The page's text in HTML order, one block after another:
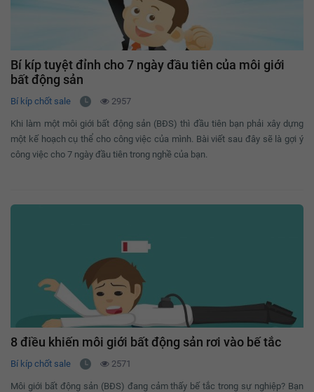
Bí kíp tuyệt đỉnh cho 7 ngày đầu tiên của môi giới
bất động sản
Bí kíp chốt sale 2957
Khi làm một môi giới bất động sản (BĐS) thì đầu tiên bạn phải xây dựng
một kế hoạch cụ thể cho công việc của mình. Bài viết sau đây sẽ là gợi ý
công việc cho 7 ngày đầu tiên trong nghề của bạn.
8 điều khiến môi giới bất động sản rơi vào bế tắc
Bí kíp chốt sale 2571
Môi giới bất động sản (BĐS) đang cảm thấy bế tắc trong sự nghiệp? Bạn